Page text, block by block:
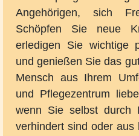
Angehörigen, sich
Schöpfen Sie neue
erledigen Sie wichtige
und genießen Sie das
Mensch aus Ihrem
und Pflegezentrum
wenn Sie selbst durch
verhindert sind oder aus